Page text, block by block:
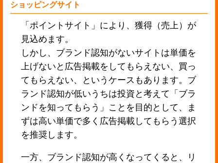
ショッピングサイト
「ポイントサイト」により、獲得（売上）が
見込めます。
しかし、ブランド認知がないサイトは単価を
上げないと広告掲載をしてもらえない、買っ
てもらえない、というケースもあります。ブ
ランド認知が低いうちは投資と考えて「ブラ
ンドを知ってもらう」ことを目的として、ま
ずは高い単価で多く広告掲載してもらう選択
を推奨します。
一方、ブランド認知が高くなってくると、リ